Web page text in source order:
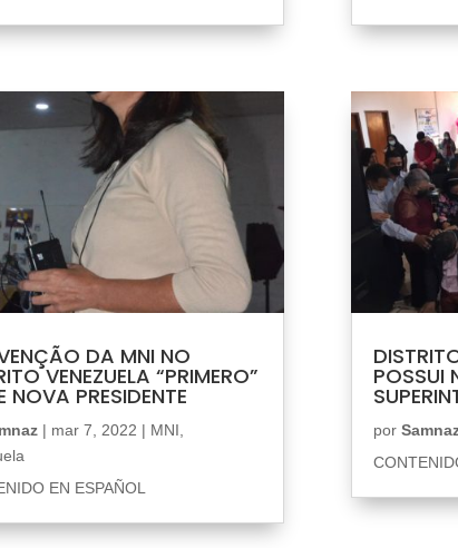
DA MNI NO
VENEZUELA “PRIMERO”
NOVA PRESIDENTE
| mar 7, 2022 | MNI
EN ESPAÑOL
POSSUI
por